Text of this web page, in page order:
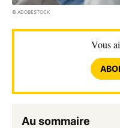
© ADOBESTOCK
Vous
Au sommaire